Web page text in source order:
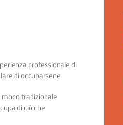
professionale di
di occuparsene.
tradizionale
di ciò che